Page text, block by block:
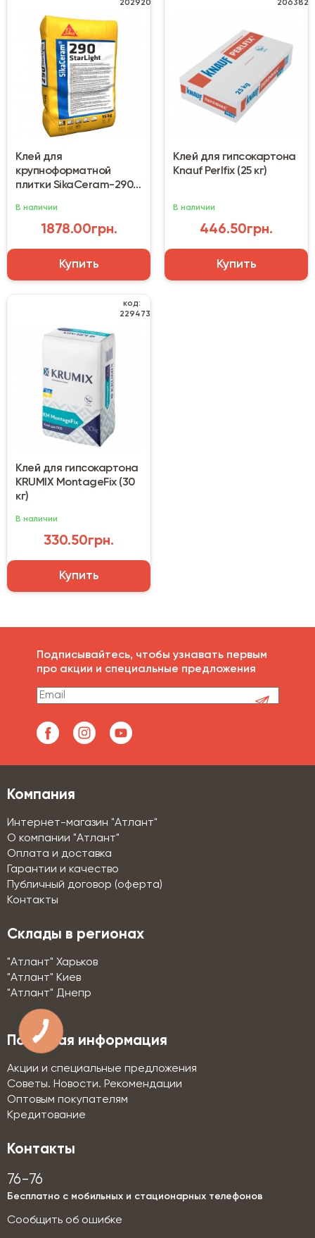
202920
Клей для
крупноформатной
плитки SikaCeram-290
В наличии
1878.00грн.
Купить
206382
Клей для гипсокартона
Knauf Perlfix (25 кг)
В наличии
446.50грн.
Купить
код:
229473
Клей для гипсокартона
KRUMIX MontageFix (30
кг)
В наличии
330.50грн.
Купить
Подписывайтесь, чтобы узнавать первым
про акции и специальные предложения
Компания
Интернет-магазин "Атлант"
О компании "Атлант"
Оплата и доставка
Гарантии и качество
Публичный договор (оферта)
Контакты
Склады в регионах
"Атлант" Харьков
"Атлант" Киев
"Атлант" Днепр
Полезная информация
Акции и специальные предложения
Советы. Новости. Рекомендации
Оптовым покупателям
Кредитование
Контакты
76-76
Бесплатно с мобильных и стационарных телефонов
Сообщить об ошибке